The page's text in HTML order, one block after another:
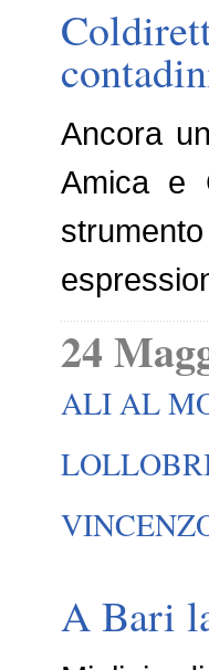
Ancora
Amica e
24
ALI AL
A Bari